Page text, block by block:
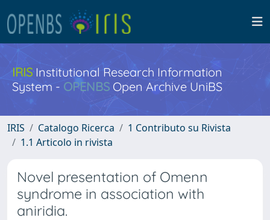
IRISInstitutional Research Information
System - OPENBS Open Archive UniBS
IRIS Catalogo Ricerca
1 Contributo su Rivista
1.1 Articolo in rivista
Novel presentation of Omenn
syndrome in association with
aniridia.